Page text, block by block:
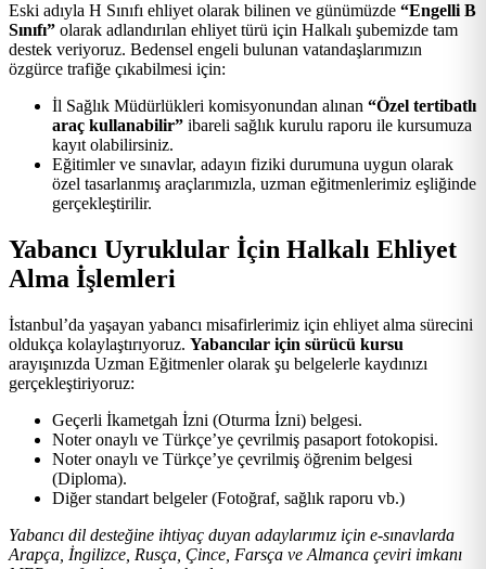
Eski adıyla H Sınıfı ehliyet olarak bilinen ve günümüzde “Engelli B
Sınıfı” olarak adlandırılan ehliyet türü için Halkalı şubemizde tam
destek veriyoruz. Bedensel engeli bulunan vatandaşlarımızın
özgürce trafiğe çıkabilmesi için:
İl Sağlık Müdürlükleri komisyonundan alınan “Özel tertibatlı
araç kullanabilir” ibareli sağlık kurulu raporu ile kursumuza
kayıt olabilirsiniz.
Eğitimler ve sınavlar, adayın fiziki durumuna uygun olarak
özel tasarlanmış araçlarımızla, uzman eğitmenlerimiz eşliğinde
gerçekleştirilir.
Yabancı Uyruklular İçin Halkalı Ehliyet
Alma İşlemleri
İstanbul’da yaşayan yabancı misafirlerimiz için ehliyet alma sürecini
oldukça kolaylaştırıyoruz. Yabancılar için sürücü kursu
arayışınızda Uzman Eğitmenler olarak şu belgelerle kaydınızı
gerçekleştiriyoruz:
Geçerli İkametgah İzni (Oturma İzni) belgesi.
Noter onaylı ve Türkçe’ye çevrilmiş pasaport fotokopisi.
Noter onaylı ve Türkçe’ye çevrilmiş öğrenim belgesi
(Diploma).
Diğer standart belgeler (Fotoğraf, sağlık raporu vb.)
Yabancı dil desteğine ihtiyaç duyan adaylarımız için e-sınavlarda
Arapça, İngilizce, Rusça, Çince, Farsça ve Almanca çeviri imkanı